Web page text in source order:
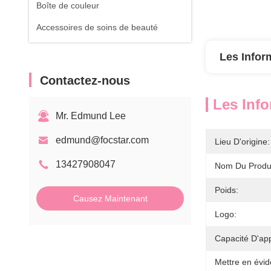
Boîte de couleur
Accessoires de soins de beauté
Contactez-nous
Mr. Edmund Lee
edmund@focstar.com
13427908047
Causez Maintenant
Les
Les
Lieu D'origine:
Nom Du
Poids:
Logo:
Capacité
Mettre en